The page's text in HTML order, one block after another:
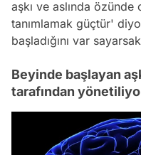
aşkı ve aslında
tanımlamak güçtür'
başladığını var
Beyinde başlayan
tarafından